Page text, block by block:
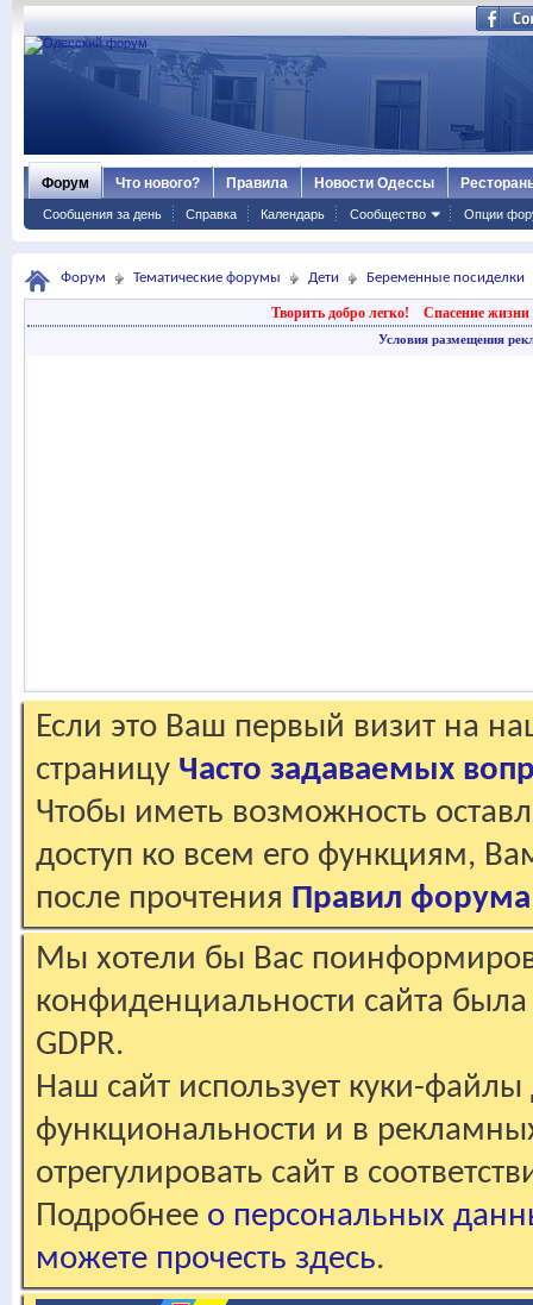
Форум
Сообщения за день Справка Календарь Сообщество Опции
Что нового? Правила Новости Одессы
Форум Тематические форумы Дети Беременные посиделки
Творить добро легко! Спасение жизни
Условия размещения
Если это Ваш первый визит на
страницу Часто задаваемых
Чтобы иметь возможность
доступ ко всем его функциям,
после прочтения Правил форума
Мы хотели бы Вас
конфиденциальности сайта
GDPR.
Наш сайт использует куки-файлы
функциональности и в
отрегулировать сайт в
Подробнее о персональных
можете прочесть здесь.